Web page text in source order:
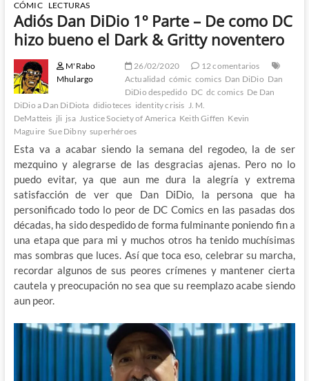
CÓMIC LECTURAS
Adiós Dan DiDio 1º Parte – De como DC
hizo bueno el Dark & Gritty noventero
M'Rabo
Mhulargo
26/02/2020
12 comentarios
Actualidad cómic comics Dan DiDio Dan
DiDio despedido DC dc comics De Dan
DiDio a Dan DiDiota didioteces identity crisis J. M.
DeMatteis jli jsa Justice Society of America Keith Giffen Kevin
Maguire Sue Dibny superhéroes
Esta va a acabar siendo la semana del regodeo, la de ser
mezquino y alegrarse de las desgracias ajenas. Pero no lo
puedo evitar, ya que aun me dura la alegría y extrema
satisfacción de ver que Dan DiDio, la persona que ha
personificado todo lo peor de DC Comics en las pasadas dos
décadas, ha sido despedido de forma fulminante poniendo fin a
una etapa que para mi y muchos otros ha tenido muchísimas
mas sombras que luces. Así que toca eso, celebrar su marcha,
recordar algunos de sus peores crímenes y mantener cierta
cautela y preocupación no sea que su reemplazo acabe siendo
aun peor.